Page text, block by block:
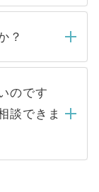
る医療機
殺到する場
た人材の
スが増え
切ありませ
いただい
。内定先へ
ーが行い
？
りませんの
らの登録
情報は、
職活動の
預かりし
本人の許可
のです
談できま